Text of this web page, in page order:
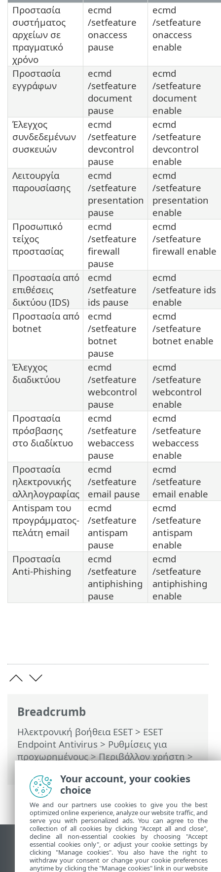
Breadcrumb
Ηλεκτρονική βοήθεια ESET> ESET
Endpoint Antivirus > Ρυθμίσεις για
προχωρημένους>Περιβάλλον χρήστη>
Προστασία
συστήματος
αρχείων σε
πραγματικό
χρόνο
ecmd
/setfeature
onaccess
pause
ecmd
/setfeature
onaccess
enable
Προστασία
εγγράφων
ecmd
/setfeature
document
pause
ecmd
/setfeature
document
enable
Έλεγχος
συνδεδεμένων
συσκευών
ecmd
/setfeature
devcontrol
pause
ecmd
/setfeature
devcontrol
enable
Λειτουργία
παρουσίασης
ecmd
/setfeature
presentation
pause
ecmd
/setfeature
presentation
enable
Προσωπικό
τείχος
προστασίας
ecmd
/setfeature
firewall
pause
ecmd
/setfeature
firewall enable
Προστασία από
επιθέσεις
δικτύου (IDS)
ecmd
/setfeature
ids pause
ecmd
/setfeature ids
enable
Προστασία από
botnet
ecmd
/setfeature
botnet
pause
ecmd
/setfeature
botnet enable
Έλεγχος
διαδικτύου
ecmd
/setfeature
webcontrol
pause
ecmd
/setfeature
webcontrol
enable
Προστασία
πρόσβασης
στο διαδίκτυο
ecmd
/setfeature
webaccess
pause
ecmd
/setfeature
webaccess
enable
Προστασία
ηλεκτρονικής
αλληλογραφίας
ecmd
/setfeature
email pause
ecmd
/setfeature
email enable
Antispam του
προγράμματος-
πελάτη email
ecmd
/setfeature
antispam
pause
ecmd
/setfeature
antispam
enable
Προστασία
Anti-Phishing
ecmd
/setfeature
antiphishing
pause
ecmd
/setfeature
antiphishing
enable
Προβολή ιστότοπου επιφάνειας εργασίας
End of Life
Your account, your cookies
choice
We and our partners use cookies to give you the best
optimized online experience, analyze our website traffic, and
serve you with personalized ads. You can agree to the
collection of all cookies by clicking "Accept all and close",
decline all non-essential cookies by choosing "Accept
essential cookies only", or adjust your cookie settings by
clicking "Manage cookies". You also have the right to
withdraw your consent or change your cookie preferences
anytime by clicking the "Manage cookies" link in our website